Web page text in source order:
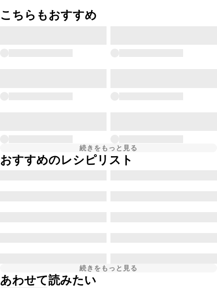
こちらもおすすめ
続きをもっと見る
おすすめのレシピリスト
続きをもっと見る
あわせて読みたい